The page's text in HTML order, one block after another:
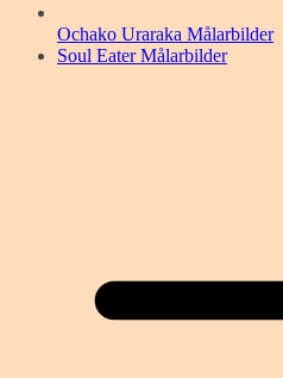
Ochako Uraraka Målarbilder
Soul Eater Målarbilder